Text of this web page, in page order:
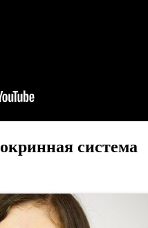
система